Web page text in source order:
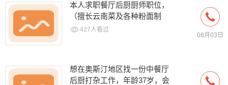
本人求职餐厅后厨厨师职位，
（擅长云南菜及各种粉面制
作）427人看过
08月03日
想在奥斯汀地区找一份中餐厅
后厨打杂工作，年龄37岁，会